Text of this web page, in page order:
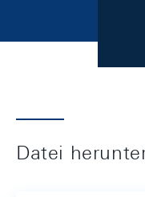
Datei